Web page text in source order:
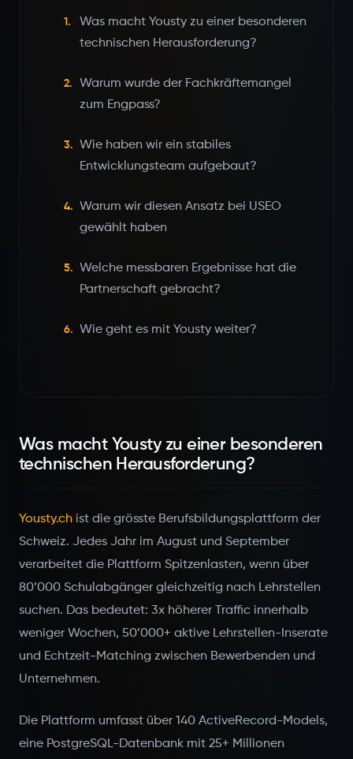
1.
Was macht Yousty zu einer besonderen
technischen Herausforderung?
2.
Warum wurde der Fachkräftemangel
zum Engpass?
3.
Wie haben wir ein stabiles
Entwicklungsteam aufgebaut?
4.
Warum wir diesen Ansatz bei USEO
gewählt haben
5.
Welche messbaren Ergebnisse hat die
Partnerschaft gebracht?
6. Wie geht es mit Yousty weiter?
Was macht Yousty zu einer besonderen
technischen Herausforderung?
Yousty.ch ist die grösste Berufsbildungsplattform der
Schweiz. Jedes Jahr im August und September
verarbeitet die Plattform Spitzenlasten, wenn über
80’000 Schulabgänger gleichzeitig nach Lehrstellen
suchen. Das bedeutet: 3x höherer Traffic innerhalb
weniger Wochen, 50’000+ aktive Lehrstellen-Inserate
und Echtzeit-Matching zwischen Bewerbenden und
Unternehmen.
Die Plattform umfasst über 140 ActiveRecord-Models,
eine PostgreSQL-Datenbank mit 25+ Millionen